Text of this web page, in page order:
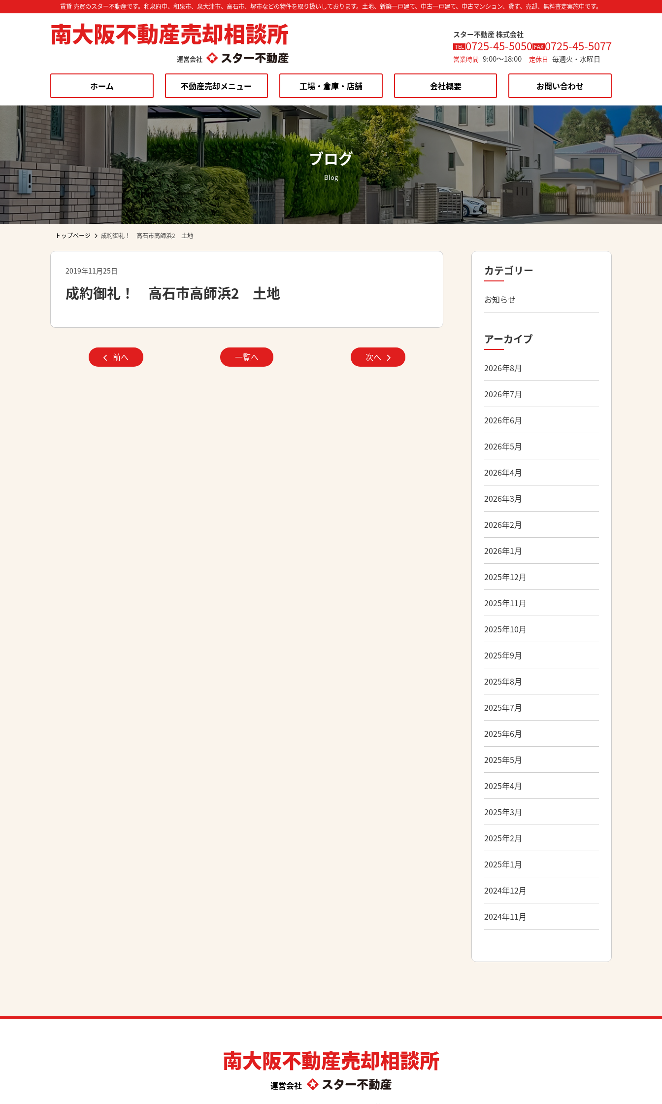
賃貸 売買のスター不動産です。和泉府中、和泉市、泉大津市、高石市、堺市などの物件を取り扱いしております。土地、新築一戸建て、中古一戸建て、中古マンション、貸す、売却、無料査定実施中です。
南大阪不動産売却相談所
運営会社
スター不動産 株式会社
TEL 0725-45-5050 FAX 0725-45-5077
営業時間 9:00～18:00 定休日 毎週火・水曜日
ホーム 不動産売却メニュー 工場・倉庫・店舗 会社概要 お問い合わせ
ブログ
Blog
トップページ 成約御礼！ 高石市高師浜2 土地
2019年11月25日
成約御礼！ 高石市高師浜2 土地
前へ 一覧へ 次へ
カテゴリー
お知らせ
アーカイブ
2026年8月
2026年7月
2026年6月
2026年5月
2026年4月
2026年3月
2026年2月
2026年1月
2025年12月
2025年11月
2025年10月
2025年9月
2025年8月
2025年7月
2025年6月
2025年5月
2025年4月
2025年3月
2025年2月
2025年1月
2024年12月
2024年11月
南大阪不動産売却相談所
運営会社